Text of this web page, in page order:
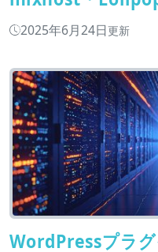
2025年6月24日更新
WordPressプラ